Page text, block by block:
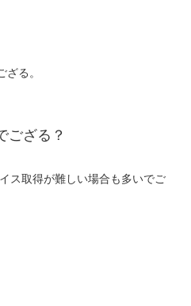
る。
ござる？
ス取得が難しい場合も多いでご